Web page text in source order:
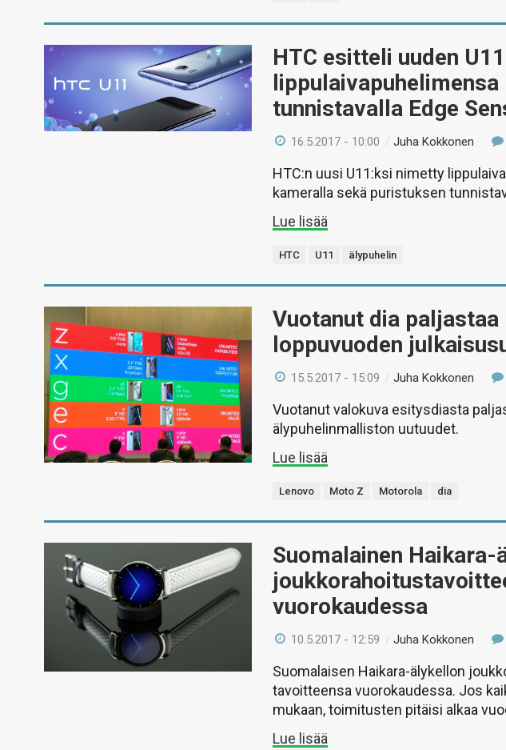
HTC esitteli uuden
tunnistavalla Edge
16.5.2017 - 10:00 /Juha Kokkonen
HTC:n uusi U11:ksi nimetty
kameralla sekä puristuksen
Lue lisää
HTC U11 älypuhelin
Vuotanut dia
loppuvuoden
15.5.2017 - 15:09 /Juha Kokkonen
Vuotanut valokuva esitysdiasta
älypuhelinmalliston uutuudet.
Lue lisää
Lenovo Moto Z Motorola dia
Suomalainen
vuorokaudessa
10.5.2017 - 12:59 /Juha Kokkonen
Suomalaisen Haikara-älykellon
tavoitteensa vuorokaudessa. Jos
mukaan, toimitusten pitäisi alkaa
Lue lisää